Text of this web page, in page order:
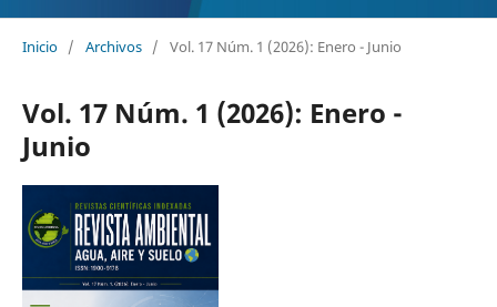
Inicio / Archivos / Vol. 17 Núm. 1 (2026): Enero - Junio
Vol. 17 Núm. 1 (2026): Enero -
Junio